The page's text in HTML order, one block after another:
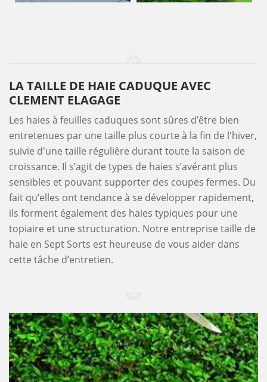
LA TAILLE DE HAIE CADUQUE AVEC
CLEMENT ELAGAGE
Les haies à feuilles caduques sont sûres d’être bien
entretenues par une taille plus courte à la fin de l'hiver,
suivie d'une taille régulière durant toute la saison de
croissance. Il s’agit de types de haies s’avérant plus
sensibles et pouvant supporter des coupes fermes. Du
fait qu’elles ont tendance à se développer rapidement,
ils forment également des haies typiques pour une
topiaire et une structuration. Notre entreprise taille de
haie en Sept Sorts est heureuse de vous aider dans
cette tâche d’entretien.